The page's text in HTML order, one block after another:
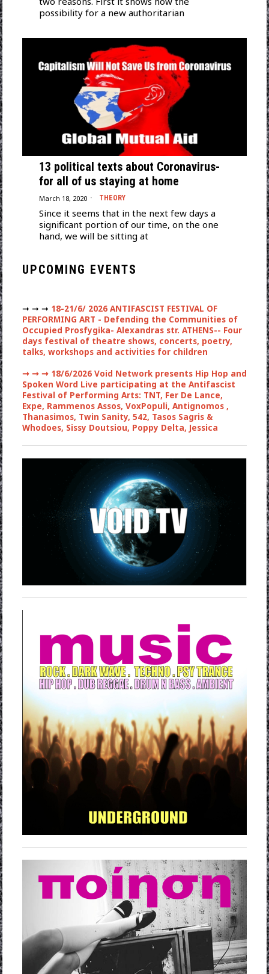
possibility for a new authoritarian
13 political texts about Coronavirus-
for all of us staying at home
March 18, 2020 THEORY
Since it seems that in the next few days a
significant portion of our time, on the one
hand, we will be sitting at
UPCOMING EVENTS
➞ ➞ ➞ 18-21/6/ 2026 ANTIFASCIST FESTIVAL OF
PERFORMING ART - Defending the Communities of
Occupied Prosfygika- Alexandras str. ATHENS-- Four
days festival of theatre shows, concerts, poetry,
talks, workshops and activities for children
➞ ➞ ➞18/6/2026 Void Network presents Hip Hop and
Spoken Word Live participating at the Antifascist
Festival of Performing Arts: TNT, Fer De Lance,
Expe, Rammenos Assos, VoxPopuli, Antignomos ,
Thanasimos, Twin Sanity, 542, Tasos Sagris &
Whodoes, Sissy Doutsiou, Poppy Delta, Jessica